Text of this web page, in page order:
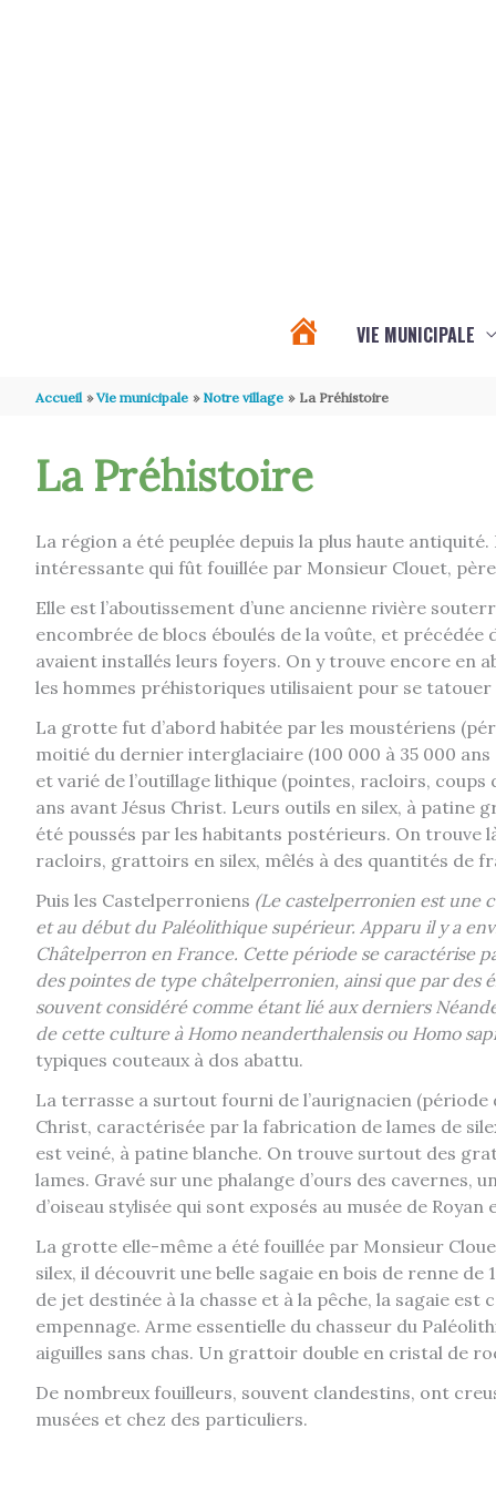
VIE MUNICIPALE
Accueil Vie municipale Notre village La Préhistoire
La Préhistoire
La région a été peuplée depuis la plus haute
intéressante qui fût fouillée par Monsieur Clouet,
Elle est l’aboutissement d’une ancienne rivière
encombrée de blocs éboulés de la voûte, et
avaient installés leurs foyers. On y trouve encore en
les hommes préhistoriques utilisaient pour se
La grotte fut d’abord habitée par les moustériens
moitié du dernier interglaciaire (100 000 à 35 000
et varié de l’outillage lithique (pointes, racloirs,
ans avant Jésus Christ. Leurs outils en silex, à
été poussés par les habitants postérieurs. On trouve
racloirs, grattoirs en silex, mêlés à des quantités de
Puis les Castelperroniens (Le castelperronien est une
et au début du Paléolithique supérieur. Apparu il y a
Châtelperron en France. Cette période se caractérise
des pointes de type châtelperronien, ainsi que par des
souvent considéré comme étant lié aux derniers
de cette culture à Homo neanderthalensis ou Homo
typiques couteaux à dos abattu.
La terrasse a surtout fourni de l’aurignacien
Christ, caractérisée par la fabrication de lames de
est veiné, à patine blanche. On trouve surtout des
lames. Gravé sur une phalange d’ours des
d’oiseau stylisée qui sont exposés au musée de
La grotte elle-même a été fouillée par Monsieur
silex, il découvrit une belle sagaie en bois de renne
de jet destinée à la chasse et à la pêche, la sagaie est
empennage. Arme essentielle du chasseur du
aiguilles sans chas. Un grattoir double en cristal de
De nombreux fouilleurs, souvent clandestins, ont
musées et chez des particuliers.